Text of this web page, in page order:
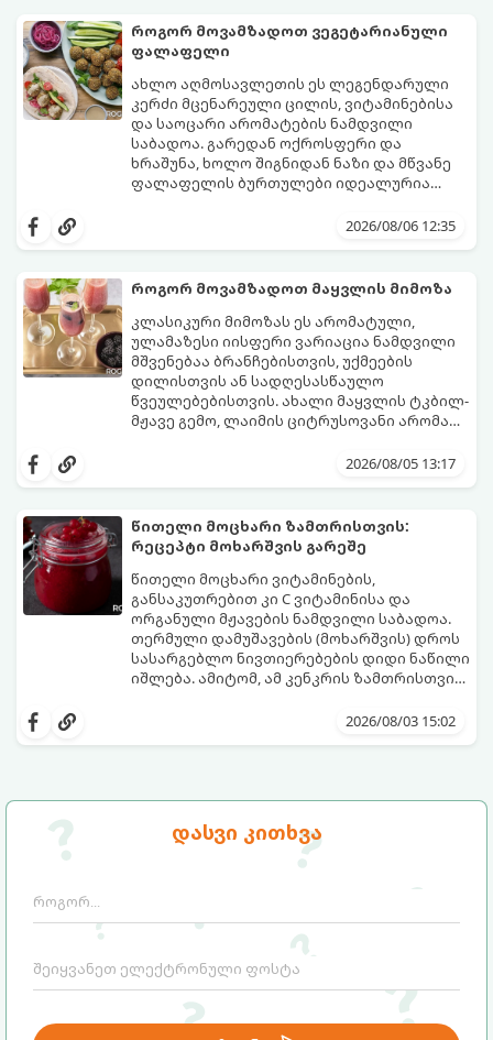
დასვი კითხვა
როგორ მოვამზადოთ ვეგეტარიანული
ფალაფელი
ახლო აღმოსავლეთის ეს ლეგენდარული
კერძი მცენარეული ცილის, ვიტამინებისა
და საოცარი არომატების ნამდვილი
საბადოა. გარედან ოქროსფერი და
ხრაშუნა, ხოლო შიგნიდან ნაზი და მწვანე
ფალაფელის ბურთულები იდეალურია
სალათებთან ერთად ან ტახინის (სესამის)
მდგომარეობს, რომ გამოიყენება
შეწვისას ფორმა იდეალურად შეინარჩუნოს
და არ დაიშალოს.
მომზადების დრო: 20 წუთი (დამატებით
მუხუდოს ჩალბობის დრო: 12-24 საათი)
შეწვის დრო: 10–15 წუთი ულუფა: 20–24 ცალი
ბურთულა (4–6 პორცია)
2026/08/06 12:35
როგორ მოვამზადოთ მაყვლის მიმოზა
კლასიკური მიმოზას ეს არომატული,
ულამაზესი იისფერი ვარიაცია ნამდვილი
მშვენებაა ბრანჩებისთვის, უქმეების
დილისთვის ან სადღესასწაულო
წვეულებებისთვის. ახალი მაყვლის ტკბილ-
მჟავე გემო, ლაიმის ციტრუსოვანი არომატი
საოცრად დახვეწილ და მაგრილებელ
და მის მომზადებას მინიმალური
პორცია
2026/08/05 13:17
წითელი მოცხარი ზამთრისთვის:
რეცეპტი მოხარშვის გარეშე
წითელი მოცხარი ვიტამინების,
განსაკუთრებით კი C ვიტამინისა და
ორგანული მჟავების ნამდვილი საბადოა.
თერმული დამუშავების (მოხარშვის) დროს
სასარგებლო ნივთიერებების დიდი ნაწილი
იშლება. ამიტომ, ამ კენკრის ზამთრისთვის
მომზადებაა - მოხარშვის გარეშე.
ბუნებრივ, კაშკაშა გემოს, არომატს და
2026/08/03 15:02